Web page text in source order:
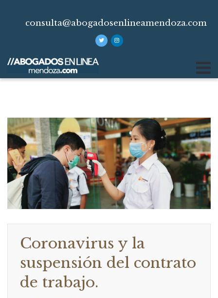
consulta@abogadosenlineamendoza.com
Coronavirus y la
suspensión del contrato
de trabajo.